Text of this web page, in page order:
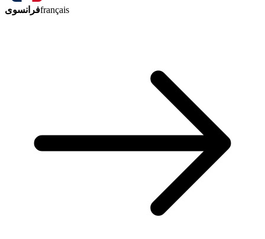
فرانسویfrançais